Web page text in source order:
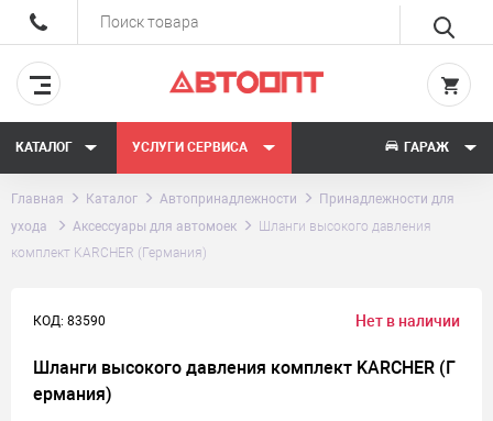
КАТАЛОГ УСЛУГИ СЕРВИСА ГАРАЖ
Главная Каталог Автопринадлежности
Принадлежности для
ухода
Аксессуары для автомоек
Шланги высокого давления
комплект KARCHER (Германия)
КОД: 83590 Нет в наличии
Шланги высокого давления комплект KARCHER (Г
ермания)